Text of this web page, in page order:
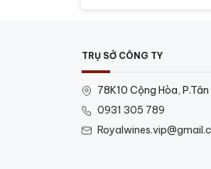
TRỤ SỞ CÔNG TY
78K10 Cộng Hòa,
0931 305 789